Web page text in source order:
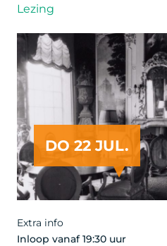
Lezing
DO 22 JUL.
Extra info
Inloop vanaf 19:30 uur